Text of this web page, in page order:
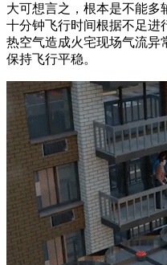
大可想言之，根本是不能多
十分钟飞行时间根据不足进
热空气造成火宅现场气流异
保持飞行平稳。